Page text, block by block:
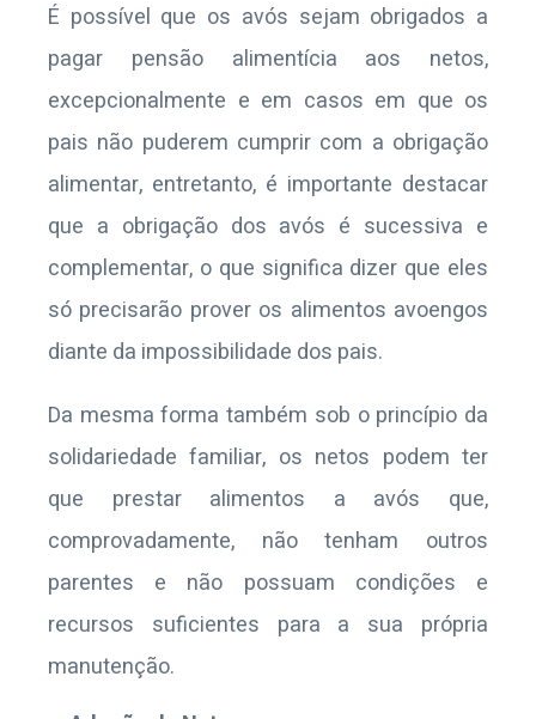
É possível que os avós sejam obrigados a
pagar pensão alimentícia aos netos,
excepcionalmente e em casos em que os
pais não puderem cumprir com a obrigação
alimentar, entretanto, é importante destacar
que a obrigação dos avós é sucessiva e
complementar, o que significa dizer que eles
só precisarão prover os alimentos avoengos
diante da impossibilidade dos pais.
Da mesma forma também sob o princípio da
solidariedade familiar, os netos podem ter
que prestar alimentos a avós que,
comprovadamente, não tenham outros
parentes e não possuam condições e
recursos suficientes para a sua própria
manutenção.